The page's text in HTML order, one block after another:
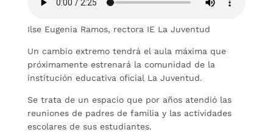
Ilse Eugenia Ramos, rectora IE La Juventud
Un cambio extremo tendrá el aula máxima que
próximamente estrenará la comunidad de la
institución educativa oficial La Juventud.
Se trata de un espacio que por años atendió las
reuniones de padres de familia y las actividades
escolares de sus estudiantes.